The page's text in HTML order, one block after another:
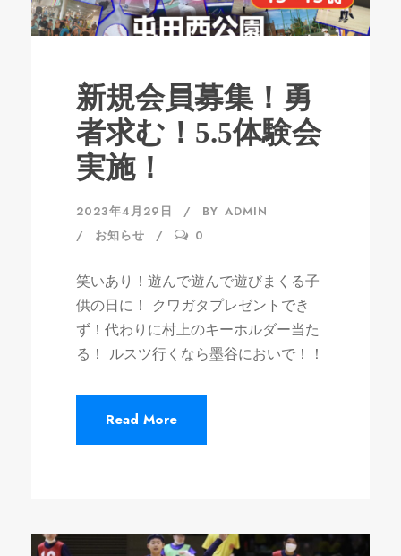
新規会員募集！勇
者求む！5.5体験会
実施！
2023年4月29日 BY ADMIN
お知らせ
0
笑いあり！遊んで遊んで遊びまくる子
供の日に！ クワガタプレゼントでき
ず！代わりに村上のキーホルダー当た
る！ ルスツ行くなら墨谷においで！！
Read More